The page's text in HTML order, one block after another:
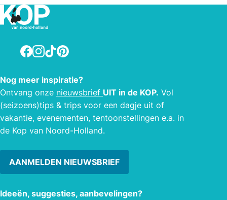
omstandigheden. Van scheepvaart en
visvangst tot meekrap en akkerbouw.
Facebook
Instagram
TikTokPinterest
Nog meer inspiratie?
Ontvang onze nieuwsbrief UIT in de KOP. Vol
(seizoens)tips & trips voor een dagje uit of
vakantie, evenementen, tentoonstellingen e.a. in
de Kop van Noord-Holland.
AANMELDEN NIEUWSBRIEF
Ideeën, suggesties, aanbevelingen?